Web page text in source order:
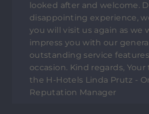
looked after and welcome.
disappointing experience,
you will visit us again as we
impress you with our
outstanding service
occasion. Kind regards,
the H-Hotels Linda Prutz -
Reputation Manager